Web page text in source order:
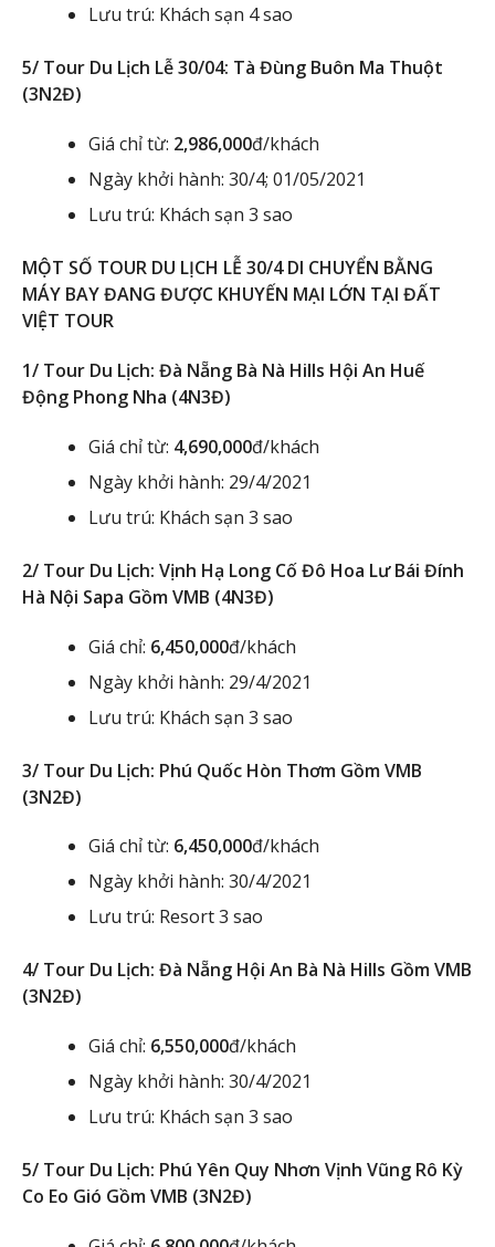
Lưu trú: Khách sạn 4 sao
5/ Tour Du Lịch Lễ 30/04: Tà Đùng Buôn Ma Thuột
(3N2Đ)
Giá chỉ từ: 2,986,000đ/khách
Ngày khởi hành: 30/4; 01/05/2021
Lưu trú: Khách sạn 3 sao
MỘT SỐ TOUR DU LỊCH LỄ 30/4 DI CHUYỂN BẰNG
MÁY BAY ĐANG ĐƯỢC KHUYẾN MẠI LỚN TẠI ĐẤT
VIỆT TOUR
1/ Tour Du Lịch: Đà Nẵng Bà Nà Hills Hội An Huế
Động Phong Nha (4N3Đ)
Giá chỉ từ: 4,690,000đ/khách
Ngày khởi hành: 29/4/2021
Lưu trú: Khách sạn 3 sao
2/ Tour Du Lịch: Vịnh Hạ Long Cố Đô Hoa Lư Bái Đính
Hà Nội Sapa Gồm VMB (4N3Đ)
Giá chỉ: 6,450,000đ/khách
Ngày khởi hành: 29/4/2021
Lưu trú: Khách sạn 3 sao
3/ Tour Du Lịch: Phú Quốc Hòn Thơm Gồm VMB
(3N2Đ)
Giá chỉ từ: 6,450,000đ/khách
Ngày khởi hành: 30/4/2021
Lưu trú: Resort 3 sao
4/ Tour Du Lịch: Đà Nẵng Hội An Bà Nà Hills Gồm VMB
(3N2Đ)
Giá chỉ: 6,550,000đ/khách
Ngày khởi hành: 30/4/2021
Lưu trú: Khách sạn 3 sao
5/ Tour Du Lịch: Phú Yên Quy Nhơn Vịnh Vũng Rô Kỳ
Co Eo Gió Gồm VMB (3N2Đ)